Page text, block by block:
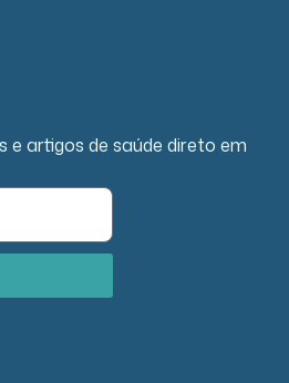
e artigos de saúde direto em